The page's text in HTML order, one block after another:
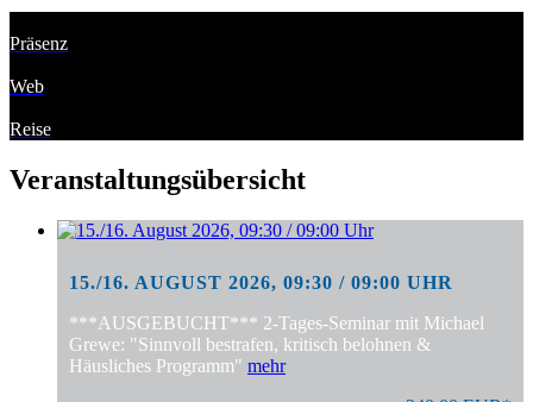
Präsenz
Web
Reise
Veranstaltungsübersicht
15./16. AUGUST 2026, 09:30 / 09:00 UHR
***AUSGEBUCHT*** 2-Tages-Seminar mit Michael
Grewe: "Sinnvoll bestrafen, kritisch belohnen &
Häusliches Programm" mehr